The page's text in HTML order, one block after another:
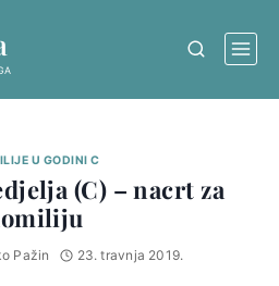
U GODINI C
(C) – nacrt za
Pažin 23. travnja 2019.